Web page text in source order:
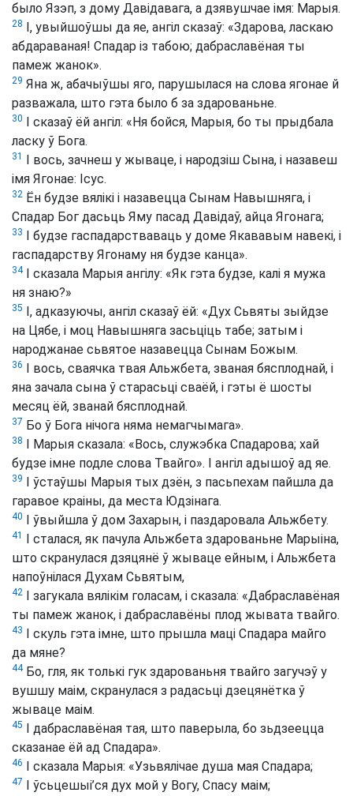
было Язэп, з дому Давідавага, а дзявушчае імя: Марыя.
28
І, увыйшоўшы да яе, ангіл сказаў: «Здарова, ласкаю
абдараваная! Спадар із табою; дабраславёная ты
памеж жанок».
29 Яна ж, абачыўшы яго, парушылася на слова ягонае й
разважала, што гэта было б за здарованьне.
30
І сказаў ёй ангіл: «Ня бойся, Марыя, бо ты прыдбала
ласку ў Бога.
31
І вось, зачнеш у жываце, і народзіш Сына, і назавеш
імя Ягонае: Ісус.
32 Ён будзе вялікі і назавецца Сынам Навышняга, і
Спадар Бог дасьць Яму пасад Давідаў, айца Ягонага;
33
І будзе гаспадарстваваць у доме Якававым навекі, і
гаспадарству Ягонаму ня будзе канца».
34І сказала Марыя ангілу: «Як гэта будзе, калі я мужа
ня знаю?»
35
І, адказуючы, ангіл сказаў ёй: «Дух Сьвяты зыйдзе
на Цябе, і моц Навышняга засьціць табе; затым і
народжанае сьвятое назавецца Сынам Божым.
36
І вось, сваячка твая Альжбета, званая бясплоднай, і
яна зачала сына ў старасьці сваёй, і гэты ё шосты
месяц ёй, званай бясплоднай.
37 Бо ў Бога нічога няма немагчымага».
38
І Марыя сказала: «Вось, служэбка Спадарова; хай
будзе імне подле слова Твайго». І ангіл адышоў ад яе.
39
І ўстаўшы Марыя тых дзён, з пасьпехам пайшла да
гаравое краіны, да места Юдзінага.
40 І ўвыйшла ў дом Захарын, і паздаровала Альжбету.
41
І сталася, як пачула Альжбета здарованьне Марыіна,
што скранулася дзяцянё ў жываце ейным, і Альжбета
напоўнілася Духам Сьвятым,
42
І загукала вялікім голасам, і сказала: «Дабраславёная
ты памеж жанок, і дабраславёны плод жывата твайго.
43
І скуль гэта імне, што прышла маці Спадара майго
да мяне?
44Бо, гля, як толькі гук здарованьня твайго загучэў у
вушшу маім, скранулася з радасьці дзецянётка ў
жываце маім.
45
І дабраславёная тая, што паверыла, бо зьдзеецца
сказанае ёй ад Спадара».
46 І сказала Марыя: «Узьвялічае душа мая Спадара;
47 І ўсьцешыі’ся дух мой у Вогу, Спасу маім;